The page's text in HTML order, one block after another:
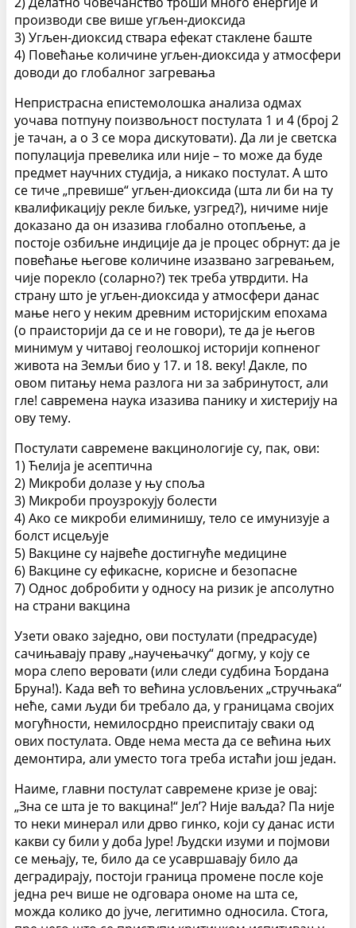
производи све више угљен-диоксида
3) Угљен-диоксид ствара ефекат стаклене баште
4) Повећање количине угљен-диоксида у атмосфери
доводи до глобалног загревања
Непристрасна епистемолошка анализа одмах
уочава потпуну поизвољност постулата 1 и 4 (број 2
је тачан, а о 3 се мора дискутовати). Да ли је светска
популација превелика или није – то може да буде
предмет научних студија, а никако постулат. А што
се тиче „превише“ угљен-диоксида (шта ли би на ту
квалификацију рекле биљке, узгред?), ничиме није
доказано да он изазива глобално отопљење, а
постоје озбиљне индиције да је процес обрнут: да је
повећање његове количине изазвано загревањем,
чије порекло (соларно?) тек треба утврдити. На
страну што је угљен-диоксида у атмосфери данас
мање него у неким древним историјским епохама
(о праисторији да се и не говори), те да је његов
минимум у читавој геолошкој историји копненог
живота на Земљи био у 17. и 18. веку! Дакле, по
овом питању нема разлога ни за забринутост, али
гле! савремена наука изазива панику и хистерију на
ову тему.
Постулати савремене вакцинологије су, пак, ови:
1) Ћелија је асептична
2) Микроби долазе у њу споља
3) Микроби проузрокују болести
4) Ако се микроби елиминишу, тело се имунизује а
болст исцељује
5) Вакцине су највеће достигнуће медицине
6) Вакцине су ефикасне, корисне и безопасне
7) Однос добробити у односу на ризик је апсолутно
на страни вакцина
Узети овако заједно, ови постулати (предрасуде)
сачињавају праву „научењачку“ догму, у коју се
мора слепо веровати (или следи судбина Ђордана
Бруна!). Када већ то већина условљених „стручњака“
неће, сами људи би требало да, у границама својих
могућности, немилосрдно преиспитају сваки од
ових постулата. Овде нема места да се већина њих
демонтира, али уместо тога треба истаћи још један.
Наиме, главни постулат савремене кризе је овај:
„Зна се шта је то вакцина!“ Јел’? Није ваљда? Па није
то неки минерал или дрво гинко, који су данас исти
какви су били у доба Јуре! Људски изуми и појмови
се мењају, те, било да се усавршавају било да
деградирају, постоји граница промене после које
једна реч више не одговара ономе на шта се,
можда колико до јуче, легитимно односила. Стога,